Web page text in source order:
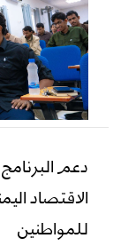
دعم
الاقتصاد
للمواطنين